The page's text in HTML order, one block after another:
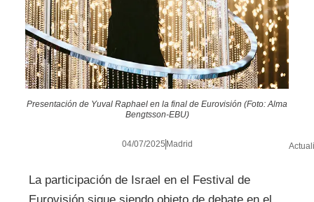
Presentación de Yuval Raphael en la final de Eurovisión (Foto: Alma
Bengtsson-EBU)
04/07/2025 Madrid
La participación de Israel en el Festival de